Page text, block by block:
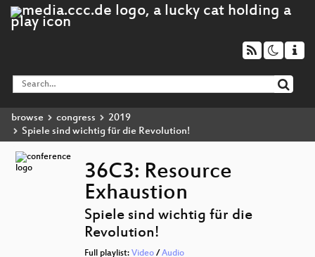
browse congress
2019
Spiele sind wichtig für die Revolution!
36C3: Resource
Exhaustion
Spiele sind wichtig für die
Revolution!
Full playlist:Video /Audio